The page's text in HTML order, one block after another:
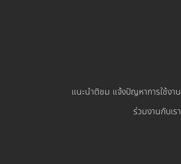
แนะนำติชม แจ้งปัญหาการใช้งาน
ร่วมงานกับเรา